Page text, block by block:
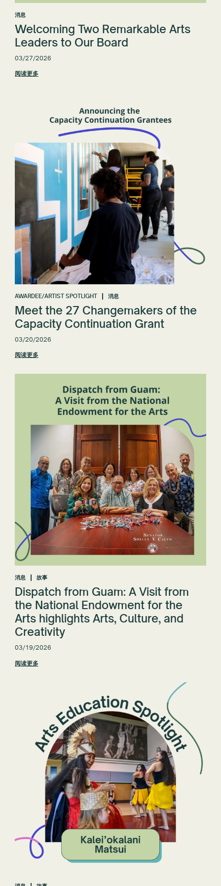
消息
Welcoming Two Remarkable Arts
Leaders to Our Board
03/27/2026
阅读更多
AWARDEE/ARTIST SPOTLIGHT 消息
Meet the 27 Changemakers of the
Capacity Continuation Grant
03/20/2026
阅读更多
消息 故事
Dispatch from Guam: A Visit from
the National Endowment for the
Arts highlights Arts, Culture, and
Creativity
03/19/2026
阅读更多